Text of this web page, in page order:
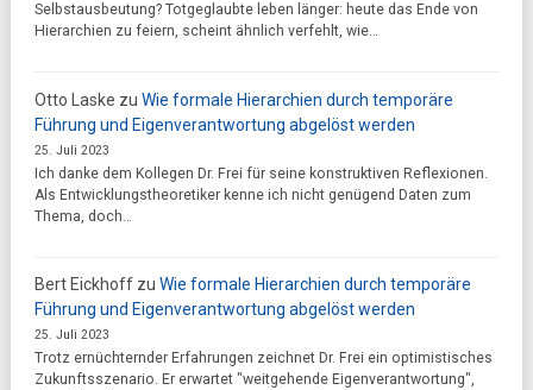
Selbstausbeutung? Totgeglaubte leben länger: heute das Ende von
Hierarchien zu feiern, scheint ähnlich verfehlt, wie…
Otto Laske zu Wie formale Hierarchien durch temporäre
Führung und Eigenverantwortung abgelöst werden
25. Juli 2023
Ich danke dem Kollegen Dr. Frei für seine konstruktiven Reflexionen.
Als Entwicklungstheoretiker kenne ich nicht genügend Daten zum
Thema, doch…
Bert Eickhoffzu Wie formale Hierarchien durch temporäre
Führung und Eigenverantwortung abgelöst werden
25. Juli 2023
Trotz ernüchternder Erfahrungen zeichnet Dr. Frei ein optimistisches
Zukunftsszenario. Er erwartet "weitgehende Eigenverantwortung",